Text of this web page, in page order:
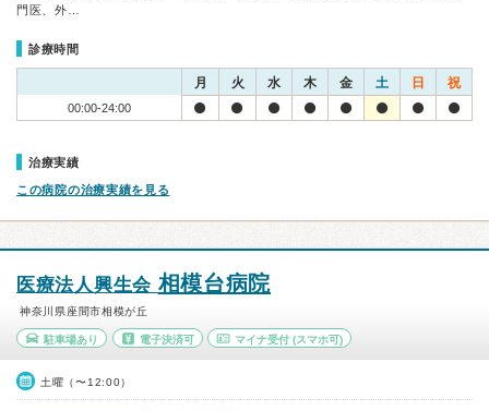
門医、外…
診療時間
月 火 水 木 金 土 日 祝
00:00-24:00
治療実績
この病院の治療実績を見る
医療法人興生会 相模台病院
神奈川県座間市相模が丘
駐車場あり 電子決済可 マイナ受付 (スマホ可)
土曜（〜12:00）